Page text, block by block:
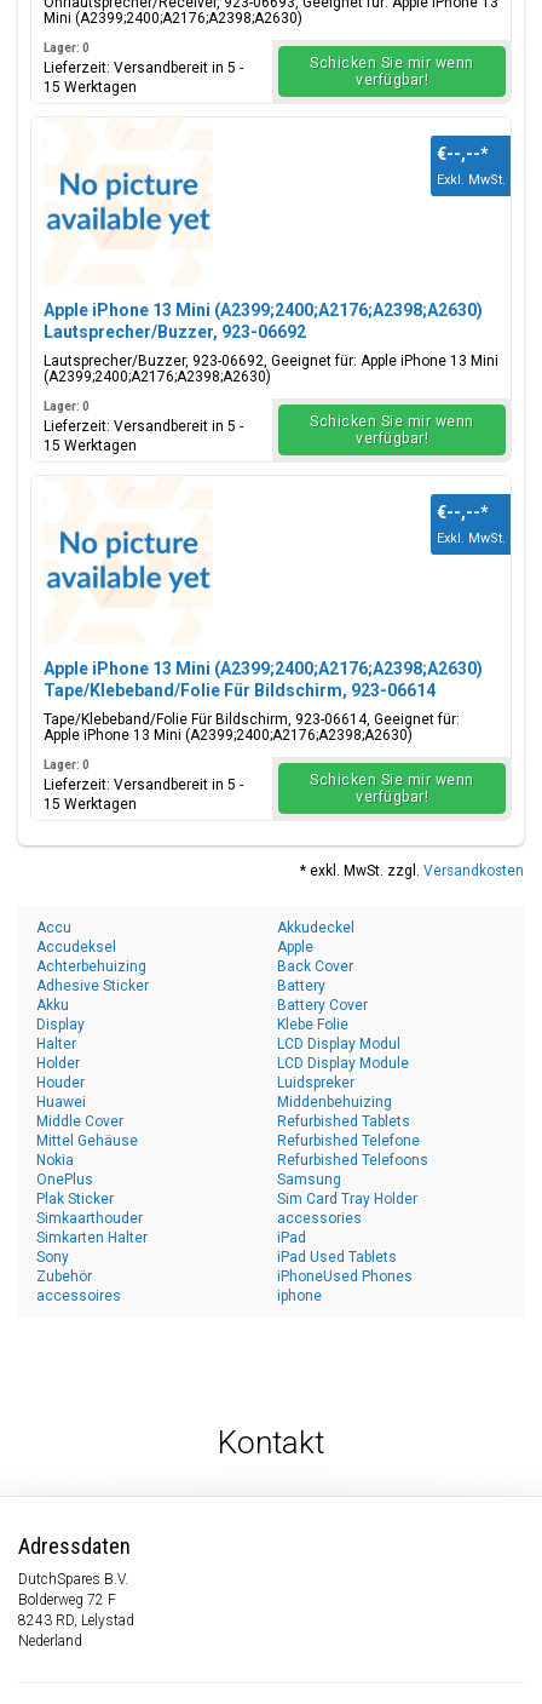
Mini (A2399;2400;A2176;A2398;A2630)
Lager: 0
Lieferzeit: Versandbereit in 5 -
15 Werktagen
Schicken Sie mir wenn
verfügbar!
Apple iPhone 13 Mini (A2399;2400;A2176;A2398;A2630)
Lautsprecher/Buzzer, 923-06692
Lautsprecher/Buzzer, 923-06692, Geeignet für: Apple iPhone 13 Mini
(A2399;2400;A2176;A2398;A2630)
€--,--*
Exkl. MwSt.
Lager: 0
Lieferzeit: Versandbereit in 5 -
15 Werktagen
Schicken Sie mir wenn
verfügbar!
Apple iPhone 13 Mini (A2399;2400;A2176;A2398;A2630)
Tape/Klebeband/Folie Für Bildschirm, 923-06614
Tape/Klebeband/Folie Für Bildschirm, 923-06614, Geeignet für:
Apple iPhone 13 Mini (A2399;2400;A2176;A2398;A2630)
€--,--*
Exkl. MwSt.
Lager: 0
Lieferzeit: Versandbereit in 5 -
15 Werktagen
Schicken Sie mir wenn
verfügbar!
* exkl. MwSt. zzgl. Versandkosten
Accu
Accudeksel
Achterbehuizing
Adhesive Sticker
Akku
Akkudeckel
Apple
Back Cover
Battery
Battery Cover
Display
Halter
Holder
Houder
Huawei
Klebe Folie
LCD Display Modul
LCD Display Module
Luidspreker
Middenbehuizing
Middle Cover
Mittel Gehäuse
Nokia
OnePlus
Plak Sticker
Refurbished Tablets
Refurbished Telefone
Refurbished Telefoons
Samsung
Sim Card Tray Holder
Simkaarthouder
Simkarten Halter
Sony
Zubehör
accessoires
accessories
iPad
iPad Used Tablets
iPhoneUsed Phones
iphone
Kontakt
Adressdaten
DutchSpares B.V.
Bolderweg 72 F
8243 RD, Lelystad
Nederland